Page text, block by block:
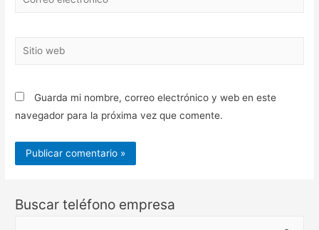
Sitio
Guarda mi nombre, correo electrónico y web en este
navegador para la próxima vez que comente.
Buscar teléfono empresa